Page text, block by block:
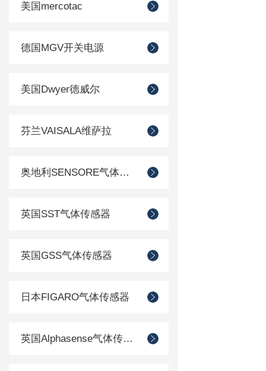
美国mercotac
德国MGV开关电源
美国Dwyer德威尔
芬兰VAISALA维萨拉
奥地利SENSORE气体传感器
英国SST气体传感器
英国GSS气体传感器
日本FIGARO气体传感器
英国Alphasense气体传感器